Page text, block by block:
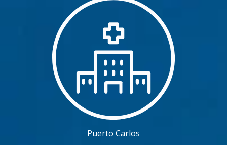
Puerto Carlos